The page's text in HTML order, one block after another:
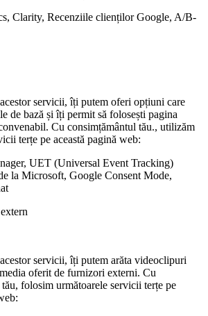
Clarity, Recenziile clienților Google, A/B-
servicii, îți putem oferi opțiuni care
de bază și îți permit să folosești pagina
Cu consimțământul tău., utilizăm
terțe pe această pagină web:
UET (Universal Event Tracking)
la Microsoft, Google Consent Mode,
servicii, îți putem arăta videoclipuri
oferit de furnizori externi. Cu
folosim următoarele servicii terțe pe